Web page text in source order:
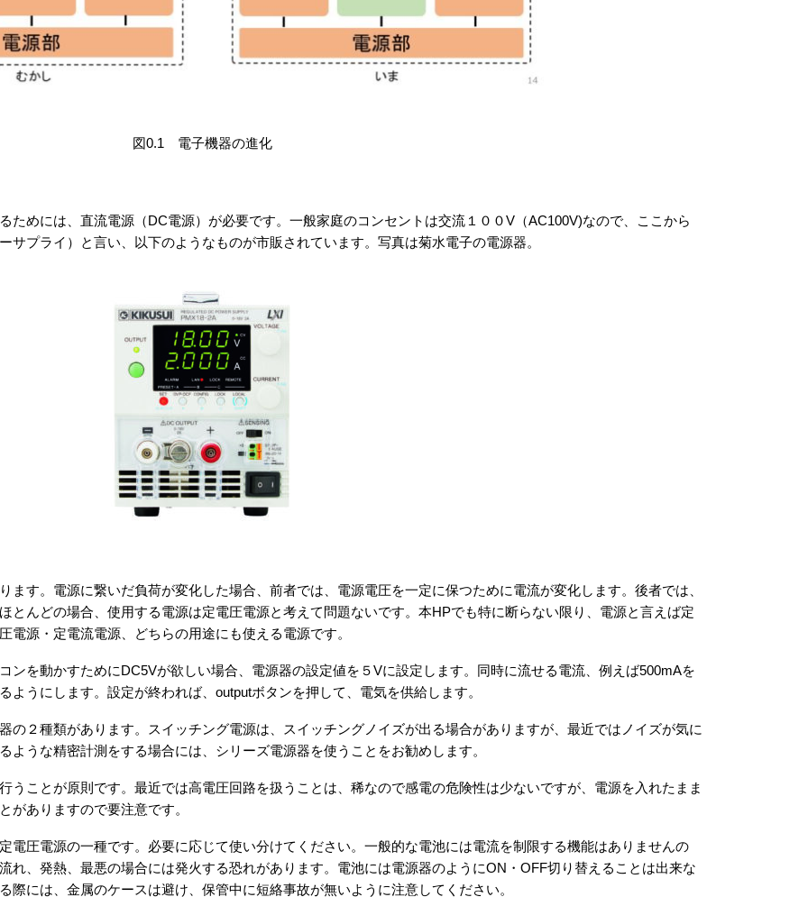
図0.1 電子機器の進化
ためには、直流電源（DC電源）が必要です。一般家庭のコンセントは交流１００V（AC100V)なので、ここから
プライ）と言い、以下のようなものが市販されています。写真は菊水電子の電源器。
ます。電源に繋いだ負荷が変化した場合、前者では、電源電圧を一定に保つために電流が変化します。後者では、
とんどの場合、使用する電源は定電圧電源と考えて問題ないです。本HPでも特に断らない限り、電源と言えば定
源・定電流電源、どちらの用途にも使える電源です。
ンを動かすためにDC5Vが欲しい場合、電源器の設定値を５Vに設定します。同時に流せる電流、例えば500mAを
うにします。設定が終われば、outputボタンを押して、電気を供給します。
の２種類があります。スイッチング電源は、スイッチングノイズが出る場合がありますが、最近ではノイズが気に
うな精密計測をする場合には、シリーズ電源器を使うことをお勧めします。
うことが原則です。最近では高電圧回路を扱うことは、稀なので感電の危険性は少ないですが、電源を入れたまま
がありますので要注意です。
電圧電源の一種です。必要に応じて使い分けてください。一般的な電池には電流を制限する機能はありませんの
れ、発熱、最悪の場合には発火する恐れがあります。電池には電源器のようにON・OFF切り替えることは出来な
には、金属のケースは避け、保管中に短絡事故が無いように注意してください。